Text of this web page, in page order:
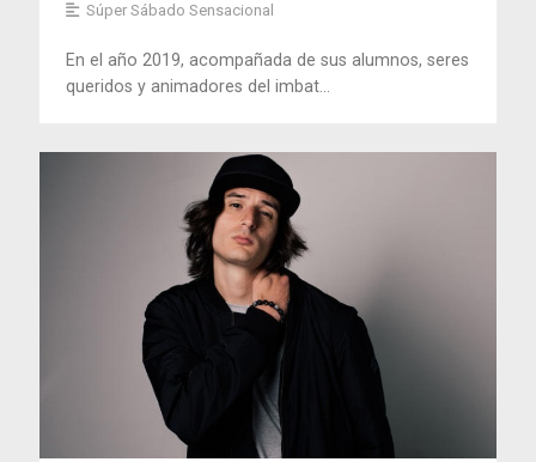
Súper Sábado Sensacional
En el año 2019, acompañada de sus alumnos, seres
queridos y animadores del imbat...